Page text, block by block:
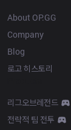
About OP.GG
Company
Blog
로고 히스토리
리그오브레전드
전략적 팀 전투